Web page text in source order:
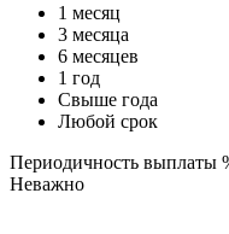
1 месяц
3 месяца
6 месяцев
1 год
Свыше года
Любой срок
Периодичность выплаты
Неважно